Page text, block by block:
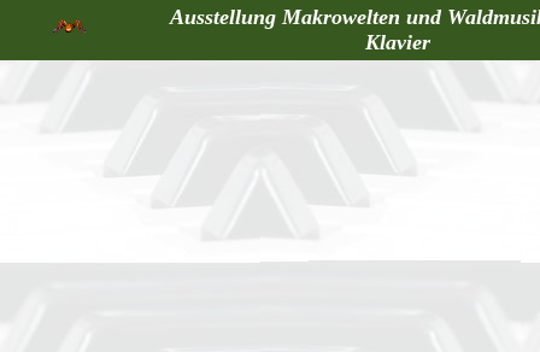
Ausstellung Makrowelten und
Klavier